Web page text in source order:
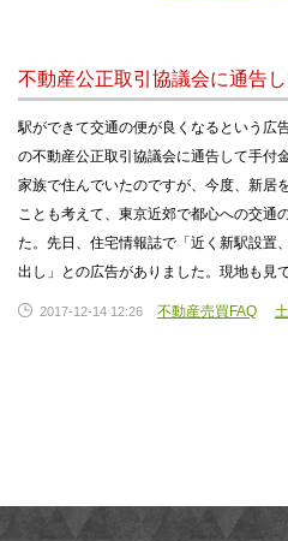
不動産公正取引協議会に通告
駅ができて交通の便が良くなるという広
の不動産公正取引協議会に通告して手付
家族で住んでいたのですが、今度、新居
ことも考えて、東京近郊で都心への交通
た。先日、住宅情報誌で「近く新駅設置
出し」との広告がありました。現地も見
2017-12-14 12:26 不動産売買FAQ